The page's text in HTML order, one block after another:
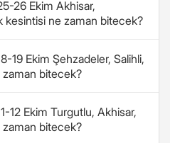
26 Ekim Akhisar,
kesintisi ne zaman bitecek?
19 Ekim Şehzadeler, Salihli,
bitecek?
12 Ekim Turgutlu, Akhisar,
bitecek?